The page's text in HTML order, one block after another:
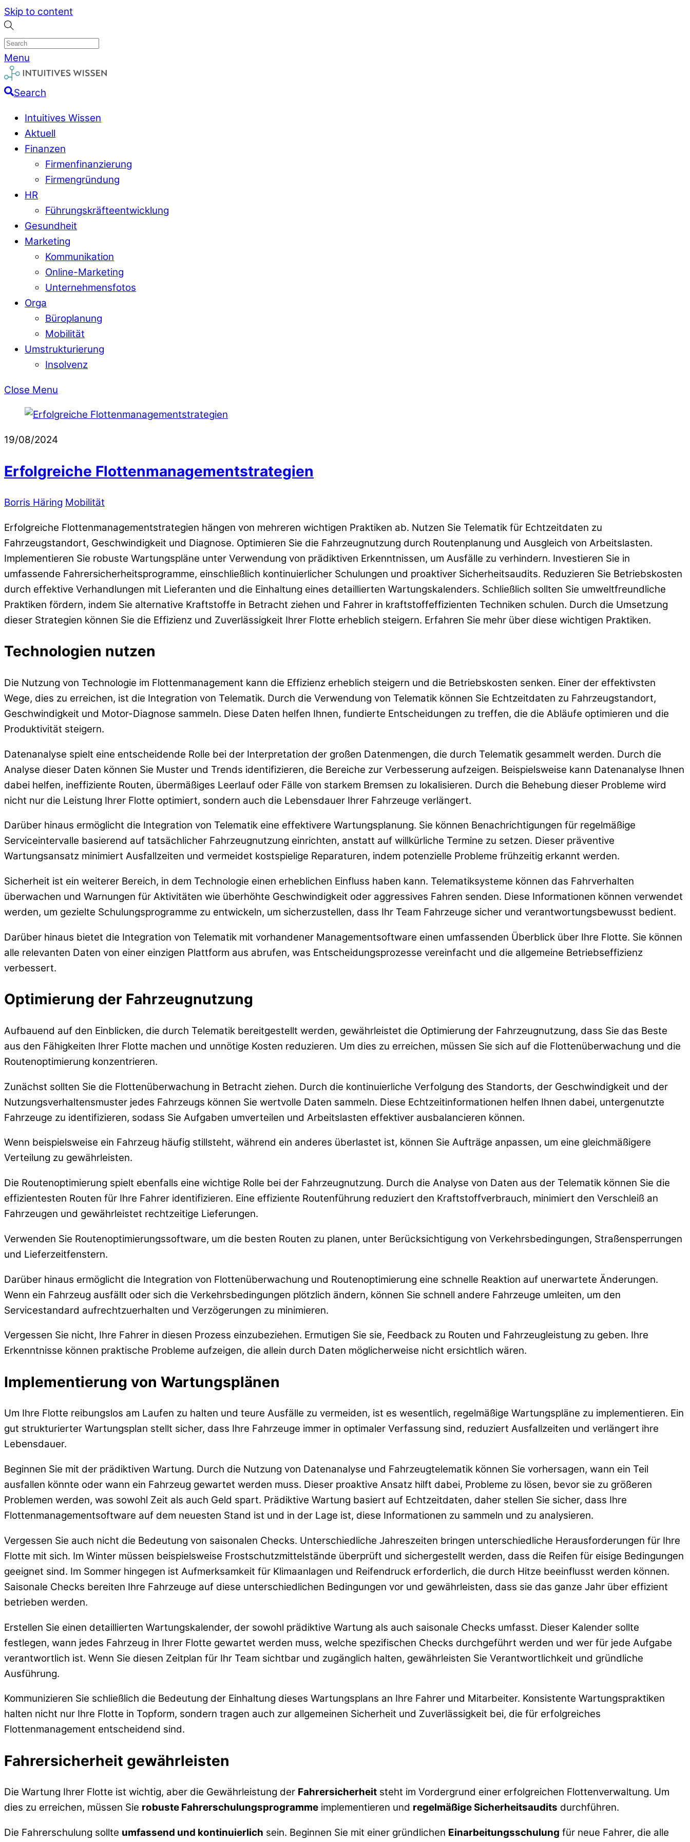
Skip to content
Menu
Search
Intuitives Wissen
Aktuell
Finanzen
Firmenfinanzierung
Firmengründung
HR
Führungskräfteentwicklung
Gesundheit
Marketing
Kommunikation
Online-Marketing
Unternehmensfotos
Orga
Büroplanung
Mobilität
Umstrukturierung
Insolvenz
Close Menu
19/08/2024
Erfolgreiche Flottenmanagementstrategien
Borris Häring Mobilität
Erfolgreiche Flottenmanagementstrategien hängen von mehreren wichtigen Praktiken ab. Nutzen Sie Telematik für Echtzeitdaten zu
Fahrzeugstandort, Geschwindigkeit und Diagnose. Optimieren Sie die Fahrzeugnutzung durch Routenplanung und Ausgleich von Arbeitslasten.
Implementieren Sie robuste Wartungspläne unter Verwendung von prädiktiven Erkenntnissen, um Ausfälle zu verhindern. Investieren Sie in
umfassende Fahrersicherheitsprogramme, einschließlich kontinuierlicher Schulungen und proaktiver Sicherheitsaudits. Reduzieren Sie Betriebskosten
durch effektive Verhandlungen mit Lieferanten und die Einhaltung eines detaillierten Wartungskalenders. Schließlich sollten Sie umweltfreundliche
Praktiken fördern, indem Sie alternative Kraftstoffe in Betracht ziehen und Fahrer in kraftstoffeffizienten Techniken schulen. Durch die Umsetzung
dieser Strategien können Sie die Effizienz und Zuverlässigkeit Ihrer Flotte erheblich steigern. Erfahren Sie mehr über diese wichtigen Praktiken.
Technologien nutzen
Die Nutzung von Technologie im Flottenmanagement kann die Effizienz erheblich steigern und die Betriebskosten senken. Einer der effektivsten
Wege, dies zu erreichen, ist die Integration von Telematik. Durch die Verwendung von Telematik können Sie Echtzeitdaten zu Fahrzeugstandort,
Geschwindigkeit und Motor-Diagnose sammeln. Diese Daten helfen Ihnen, fundierte Entscheidungen zu treffen, die die Abläufe optimieren und die
Produktivität steigern.
Datenanalyse spielt eine entscheidende Rolle bei der Interpretation der großen Datenmengen, die durch Telematik gesammelt werden. Durch die
Analyse dieser Daten können Sie Muster und Trends identifizieren, die Bereiche zur Verbesserung aufzeigen. Beispielsweise kann Datenanalyse Ihnen
dabei helfen, ineffiziente Routen, übermäßiges Leerlauf oder Fälle von starkem Bremsen zu lokalisieren. Durch die Behebung dieser Probleme wird
nicht nur die Leistung Ihrer Flotte optimiert, sondern auch die Lebensdauer Ihrer Fahrzeuge verlängert.
Darüber hinaus ermöglicht die Integration von Telematik eine effektivere Wartungsplanung. Sie können Benachrichtigungen für regelmäßige
Serviceintervalle basierend auf tatsächlicher Fahrzeugnutzung einrichten, anstatt auf willkürliche Termine zu setzen. Dieser präventive
Wartungsansatz minimiert Ausfallzeiten und vermeidet kostspielige Reparaturen, indem potenzielle Probleme frühzeitig erkannt werden.
Sicherheit ist ein weiterer Bereich, in dem Technologie einen erheblichen Einfluss haben kann. Telematiksysteme können das Fahrverhalten
überwachen und Warnungen für Aktivitäten wie überhöhte Geschwindigkeit oder aggressives Fahren senden. Diese Informationen können verwendet
werden, um gezielte Schulungsprogramme zu entwickeln, um sicherzustellen, dass Ihr Team Fahrzeuge sicher und verantwortungsbewusst bedient.
Darüber hinaus bietet die Integration von Telematik mit vorhandener Managementsoftware einen umfassenden Überblick über Ihre Flotte. Sie können
alle relevanten Daten von einer einzigen Plattform aus abrufen, was Entscheidungsprozesse vereinfacht und die allgemeine Betriebseffizienz
verbessert.
Optimierung der Fahrzeugnutzung
Aufbauend auf den Einblicken, die durch Telematik bereitgestellt werden, gewährleistet die Optimierung der Fahrzeugnutzung, dass Sie das Beste
aus den Fähigkeiten Ihrer Flotte machen und unnötige Kosten reduzieren. Um dies zu erreichen, müssen Sie sich auf die Flottenüberwachung und die
Routenoptimierung konzentrieren.
Zunächst sollten Sie die Flottenüberwachung in Betracht ziehen. Durch die kontinuierliche Verfolgung des Standorts, der Geschwindigkeit und der
Nutzungsverhaltensmuster jedes Fahrzeugs können Sie wertvolle Daten sammeln. Diese Echtzeitinformationen helfen Ihnen dabei, untergenutzte
Fahrzeuge zu identifizieren, sodass Sie Aufgaben umverteilen und Arbeitslasten effektiver ausbalancieren können.
Wenn beispielsweise ein Fahrzeug häufig stillsteht, während ein anderes überlastet ist, können Sie Aufträge anpassen, um eine gleichmäßigere
Verteilung zu gewährleisten.
Die Routenoptimierung spielt ebenfalls eine wichtige Rolle bei der Fahrzeugnutzung. Durch die Analyse von Daten aus der Telematik können Sie die
effizientesten Routen für Ihre Fahrer identifizieren. Eine effiziente Routenführung reduziert den Kraftstoffverbrauch, minimiert den Verschleiß an
Fahrzeugen und gewährleistet rechtzeitige Lieferungen.
Verwenden Sie Routenoptimierungssoftware, um die besten Routen zu planen, unter Berücksichtigung von Verkehrsbedingungen, Straßensperrungen
und Lieferzeitfenstern.
Darüber hinaus ermöglicht die Integration von Flottenüberwachung und Routenoptimierung eine schnelle Reaktion auf unerwartete Änderungen.
Wenn ein Fahrzeug ausfällt oder sich die Verkehrsbedingungen plötzlich ändern, können Sie schnell andere Fahrzeuge umleiten, um den
Servicestandard aufrechtzuerhalten und Verzögerungen zu minimieren.
Vergessen Sie nicht, Ihre Fahrer in diesen Prozess einzubeziehen. Ermutigen Sie sie, Feedback zu Routen und Fahrzeugleistung zu geben. Ihre
Erkenntnisse können praktische Probleme aufzeigen, die allein durch Daten möglicherweise nicht ersichtlich wären.
Implementierung von Wartungsplänen
Um Ihre Flotte reibungslos am Laufen zu halten und teure Ausfälle zu vermeiden, ist es wesentlich, regelmäßige Wartungspläne zu implementieren. Ein
gut strukturierter Wartungsplan stellt sicher, dass Ihre Fahrzeuge immer in optimaler Verfassung sind, reduziert Ausfallzeiten und verlängert ihre
Lebensdauer.
Beginnen Sie mit der prädiktiven Wartung. Durch die Nutzung von Datenanalyse und Fahrzeugtelematik können Sie vorhersagen, wann ein Teil
ausfallen könnte oder wann ein Fahrzeug gewartet werden muss. Dieser proaktive Ansatz hilft dabei, Probleme zu lösen, bevor sie zu größeren
Problemen werden, was sowohl Zeit als auch Geld spart. Prädiktive Wartung basiert auf Echtzeitdaten, daher stellen Sie sicher, dass Ihre
Flottenmanagementsoftware auf dem neuesten Stand ist und in der Lage ist, diese Informationen zu sammeln und zu analysieren.
Vergessen Sie auch nicht die Bedeutung von saisonalen Checks. Unterschiedliche Jahreszeiten bringen unterschiedliche Herausforderungen für Ihre
Flotte mit sich. Im Winter müssen beispielsweise Frostschutzmittelstände überprüft und sichergestellt werden, dass die Reifen für eisige Bedingungen
geeignet sind. Im Sommer hingegen ist Aufmerksamkeit für Klimaanlagen und Reifendruck erforderlich, die durch Hitze beeinflusst werden können.
Saisonale Checks bereiten Ihre Fahrzeuge auf diese unterschiedlichen Bedingungen vor und gewährleisten, dass sie das ganze Jahr über effizient
betrieben werden.
Erstellen Sie einen detaillierten Wartungskalender, der sowohl prädiktive Wartung als auch saisonale Checks umfasst. Dieser Kalender sollte
festlegen, wann jedes Fahrzeug in Ihrer Flotte gewartet werden muss, welche spezifischen Checks durchgeführt werden und wer für jede Aufgabe
verantwortlich ist. Wenn Sie diesen Zeitplan für Ihr Team sichtbar und zugänglich halten, gewährleisten Sie Verantwortlichkeit und gründliche
Ausführung.
Kommunizieren Sie schließlich die Bedeutung der Einhaltung dieses Wartungsplans an Ihre Fahrer und Mitarbeiter. Konsistente Wartungspraktiken
halten nicht nur Ihre Flotte in Topform, sondern tragen auch zur allgemeinen Sicherheit und Zuverlässigkeit bei, die für erfolgreiches
Flottenmanagement entscheidend sind.
Fahrersicherheit gewährleisten
Die Wartung Ihrer Flotte ist wichtig, aber die Gewährleistung der Fahrersicherheit steht im Vordergrund einer erfolgreichen Flottenverwaltung. Um
dies zu erreichen, müssen Sie robuste Fahrerschulungsprogramme implementieren und regelmäßige Sicherheitsaudits durchführen.
Die Fahrerschulung sollte umfassend und kontinuierlich sein. Beginnen Sie mit einer gründlichen Einarbeitungsschulung für neue Fahrer, die alle